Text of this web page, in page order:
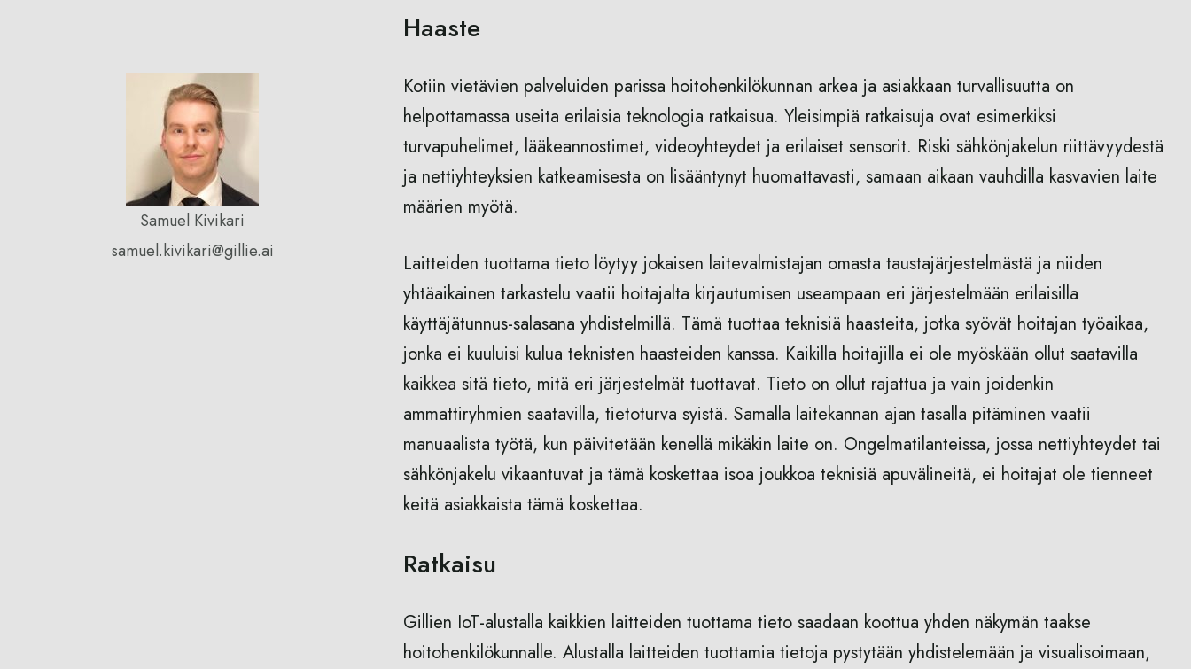
Samuel Kivikari
samuel.kivikari@gillie.ai
Haaste
Kotiin vietävien palveluiden parissa hoitohenkilökunnan arkea ja asiakkaan turvallisuutta on
helpottamassa useita erilaisia teknologia ratkaisua. Yleisimpiä ratkaisuja ovat esimerkiksi
turvapuhelimet, lääkeannostimet, videoyhteydet ja erilaiset sensorit. Riski sähkönjakelun riittävyydestä
ja nettiyhteyksien katkeamisesta on lisääntynyt huomattavasti, samaan aikaan vauhdilla kasvavien laite
määrien myötä.
Laitteiden tuottama tieto löytyy jokaisen laitevalmistajan omasta taustajärjestelmästä ja niiden
yhtäaikainen tarkastelu vaatii hoitajalta kirjautumisen useampaan eri järjestelmään erilaisilla
käyttäjätunnus-salasana yhdistelmillä. Tämä tuottaa teknisiä haasteita, jotka syövät hoitajan työaikaa,
jonka ei kuuluisi kulua teknisten haasteiden kanssa. Kaikilla hoitajilla ei ole myöskään ollut saatavilla
kaikkea sitä tieto, mitä eri järjestelmät tuottavat. Tieto on ollut rajattua ja vain joidenkin
ammattiryhmien saatavilla, tietoturva syistä. Samalla laitekannan ajan tasalla pitäminen vaatii
manuaalista työtä, kun päivitetään kenellä mikäkin laite on. Ongelmatilanteissa, jossa nettiyhteydet tai
sähkönjakelu vikaantuvat ja tämä koskettaa isoa joukkoa teknisiä apuvälineitä, ei hoitajat ole tienneet
keitä asiakkaista tämä koskettaa.
Ratkaisu
Gillien IoT-alustalla kaikkien laitteiden tuottama tieto saadaan koottua yhden näkymän taakse
hoitohenkilökunnalle. Alustalla laitteiden tuottamia tietoja pystytään yhdistelemään ja visualisoimaan,